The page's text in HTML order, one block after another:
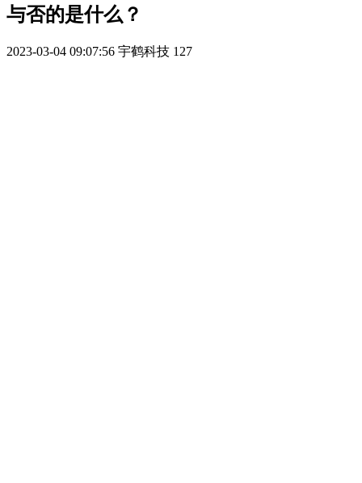
与否的是什么？
2023-03-04 09:07:56 宇鹤科技 127